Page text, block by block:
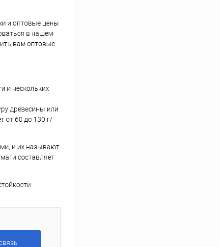
и оптовые цены
в нашем
вам оптовые
и нескольких
древесины или
от 60 до 130 г/
и их называют
составляет